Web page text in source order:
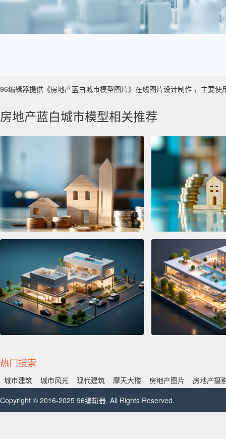
96编辑器提供《房地产蓝白城市模型图片》在线图片设计制作 ，主要
房地产蓝白城市模型相关推荐
热门搜索
城市建筑 城市风光 现代建筑 摩天大楼 房地产图片
房地产摄
Copyright © 2016-2025 96编辑器. All Rights Reserved.